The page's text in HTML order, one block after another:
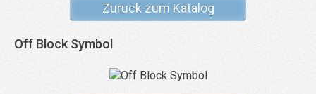
Zurück zum Katalog
Off Block Symbol